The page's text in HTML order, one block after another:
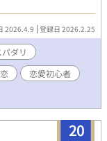
メンお兄さんの じ
ディ！ ※本編全21
ルズで公開中
がありますが、
楽しみいただけれ
2026.4.9 登録日 2026.2.25
パダリ
恋愛初心者
20